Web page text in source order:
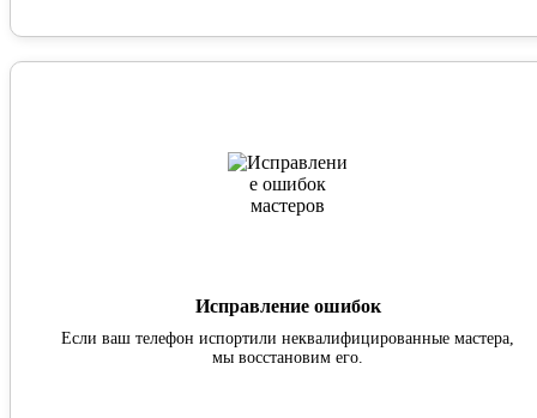
Исправление ошибок
Если ваш телефон испортили неквалифицированные мастера,
мы восстановим его.